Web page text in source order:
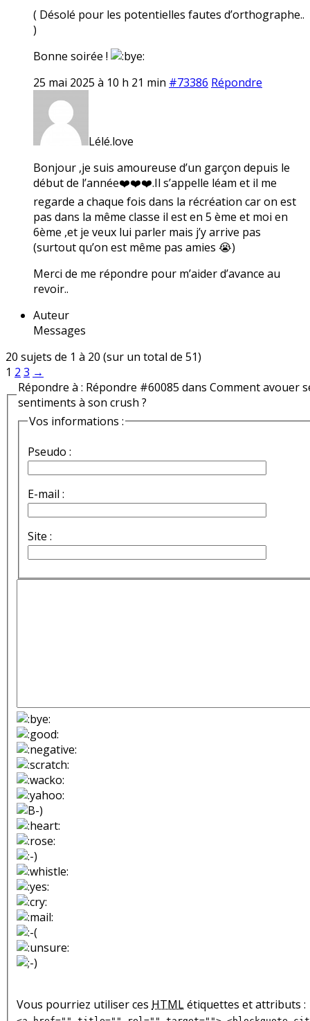
( Désolé pour les potentielles fautes d’orthographe..
)
Bonne soirée !
25 mai 2025 à 10 h 21 min #73386 Répondre
Lélé.love
Bonjour ,je suis amoureuse d’un garçon depuis le
début de l’année❤️❤️❤️.Il s’appelle léam et il me
regarde a chaque fois dans la récréation car on est
pas dans la même classe il est en 5 ème et moi en
6ème ,et je veux lui parler mais j’y arrive pas
(surtout qu’on est même pas amies 😭)
Merci de me répondre pour m’aider d’avance au
revoir..
Auteur
Messages
20 sujets de 1 à 20 (sur un total de 51)
1 2 3 →
Répondre à : Répondre #60085 dans Comment avouer
sentiments à son crush ?
Vos informations :
Pseudo :
E-mail :
Site :
Vous pourriez utiliser ces HTMLétiquettes et attributs :